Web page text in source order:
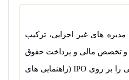
مدیره های غیر اجرایی، ترکیب
و تخصص مالی و پرداخت حقوق
را بر روی IPO (راهنمایی های